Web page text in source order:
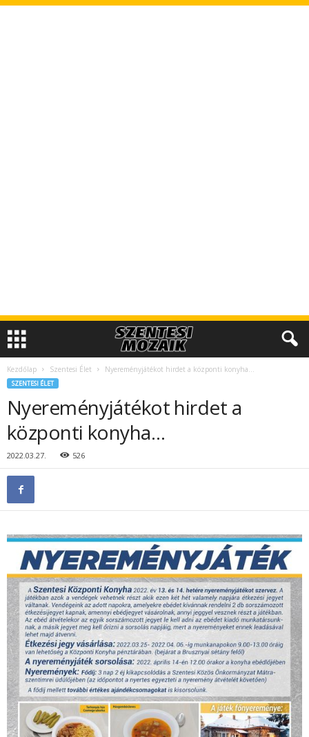
Kezdőlap Szentesi Élet Nyereményjátékot hirdet a központi konyha…
SZENTESI ÉLET
Nyereményjátékot hirdet a
központi konyha…
2022.03.27. 526